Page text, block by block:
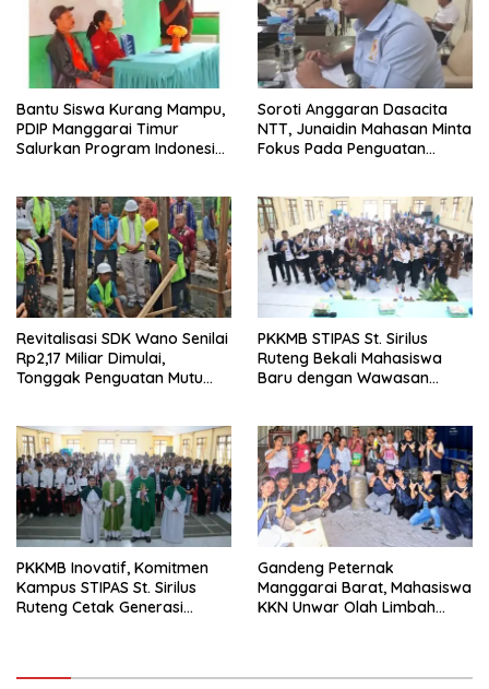
Bantu Siswa Kurang Mampu,
PDIP Manggarai Timur
Salurkan Program Indonesia
Soroti Anggaran Dasacita
NTT, Junaidin Mahasan Minta
Fokus Pada Penguatan
Revitalisasi SDK Wano Senilai
Rp2,17 Miliar Dimulai,
Tonggak Penguatan Mutu
PKKMB STIPAS St. Sirilus
Ruteng Bekali Mahasiswa
Baru dengan Wawasan
PKKMB Inovatif, Komitmen
Kampus STIPAS St. Sirilus
Ruteng Cetak Generasi
Gandeng Peternak
Manggarai Barat, Mahasiswa
KKN Unwar Olah Limbah